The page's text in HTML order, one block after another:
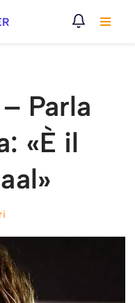
Parla
«È il